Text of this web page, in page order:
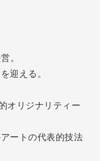
。
迎える。
オリジナリティー
ートの代表的技法